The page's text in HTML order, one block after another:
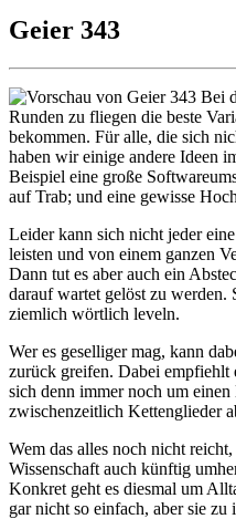
Geier 343
Bei
Runden zu fliegen die beste
bekommen. Für alle, die sich
haben wir einige andere Ideen
Beispiel eine große
auf Trab; und eine gewisse
Leider kann sich nicht jeder
leisten und von einem ganzen
Dann tut es aber auch ein
darauf wartet gelöst zu werden.
ziemlich wörtlich leveln.
Wer es geselliger mag, kann
zurück greifen. Dabei empfiehlt
sich denn immer noch um
zwischenzeitlich Kettenglieder
Wem das alles noch nicht
Wissenschaft auch künftig
Konkret geht es diesmal um
gar nicht so einfach, aber sie